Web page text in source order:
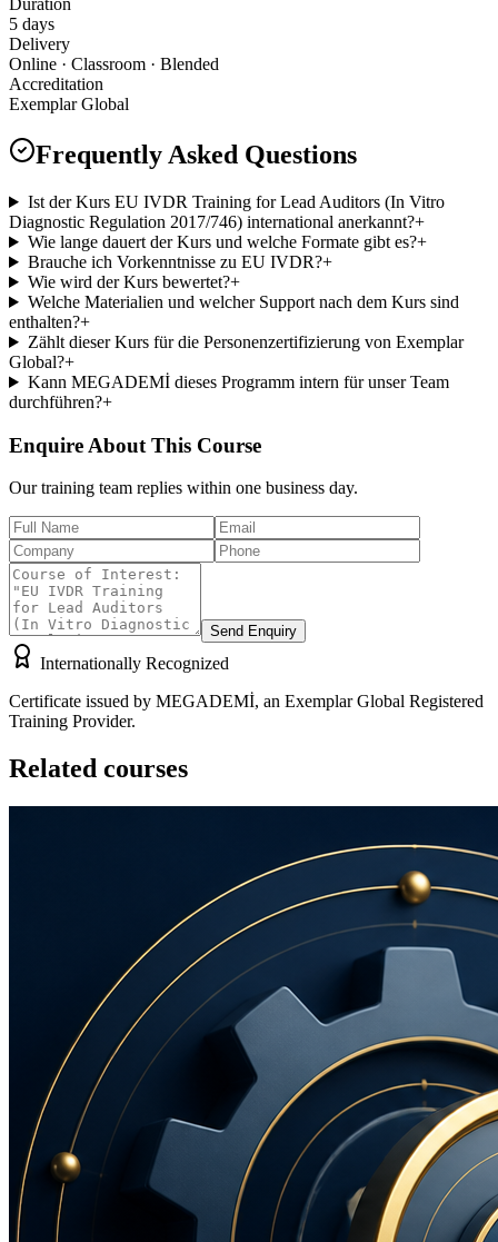
Duration
5 days
Delivery
Online · Classroom · Blended
Accreditation
Exemplar Global
Frequently Asked Questions
Ist der Kurs EU IVDR Training for Lead Auditors (In Vitro
Diagnostic Regulation 2017/746) international anerkannt?+
Wie lange dauert der Kurs und welche Formate gibt es?+
Brauche ich Vorkenntnisse zu EU IVDR?+
Wie wird der Kurs bewertet?+
Welche Materialien und welcher Support nach dem Kurs sind
enthalten?+
Zählt dieser Kurs für die Personenzertifizierung von Exemplar
Global?+
Kann MEGADEMİ dieses Programm intern für unser Team
durchführen?+
Enquire About This Course
Our training team replies within one business day.
Send Enquiry
Internationally Recognized
Certificate issued by MEGADEMİ, an Exemplar Global Registered
Training Provider.
Related courses